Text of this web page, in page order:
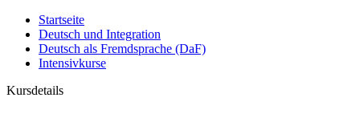
Startseite
Deutsch und Integration
Deutsch als Fremdsprache (DaF)
Intensivkurse
Kursdetails